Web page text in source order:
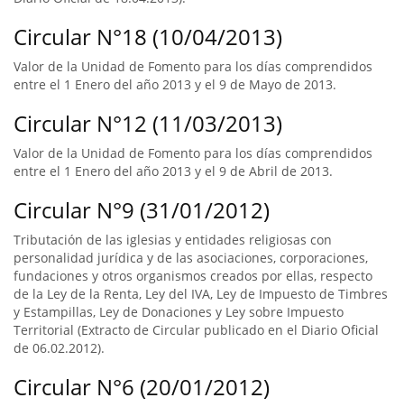
Circular N°18 (10/04/2013)
Valor de la Unidad de Fomento para los días comprendidos
entre el 1 Enero del año 2013 y el 9 de Mayo de 2013.
Circular N°12 (11/03/2013)
Valor de la Unidad de Fomento para los días comprendidos
entre el 1 Enero del año 2013 y el 9 de Abril de 2013.
Circular N°9 (31/01/2012)
Tributación de las iglesias y entidades religiosas con
personalidad jurídica y de las asociaciones, corporaciones,
fundaciones y otros organismos creados por ellas, respecto
de la Ley de la Renta, Ley del IVA, Ley de Impuesto de Timbres
y Estampillas, Ley de Donaciones y Ley sobre Impuesto
Territorial (Extracto de Circular publicado en el Diario Oficial
de 06.02.2012).
Circular N°6 (20/01/2012)